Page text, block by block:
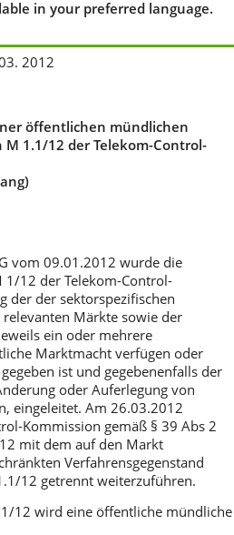
in your preferred language.
2012
öffentlichen mündlichen
1.1/12 der Telekom-Control-
vom 09.01.2012 wurde die
1/12 der Telekom-Control-
der der sektorspezifischen
Märkte sowie der
ein oder mehrere
Marktmacht verfügen oder
ist und gegebenenfalls der
oder Auferlegung von
eingeleitet. Am 26.03.2012
Kommission gemäß § 39 Abs 2
mit dem auf den Markt
Verfahrensgegenstand
12 getrennt weiterzuführen.
12 wird eine öffentliche mündliche